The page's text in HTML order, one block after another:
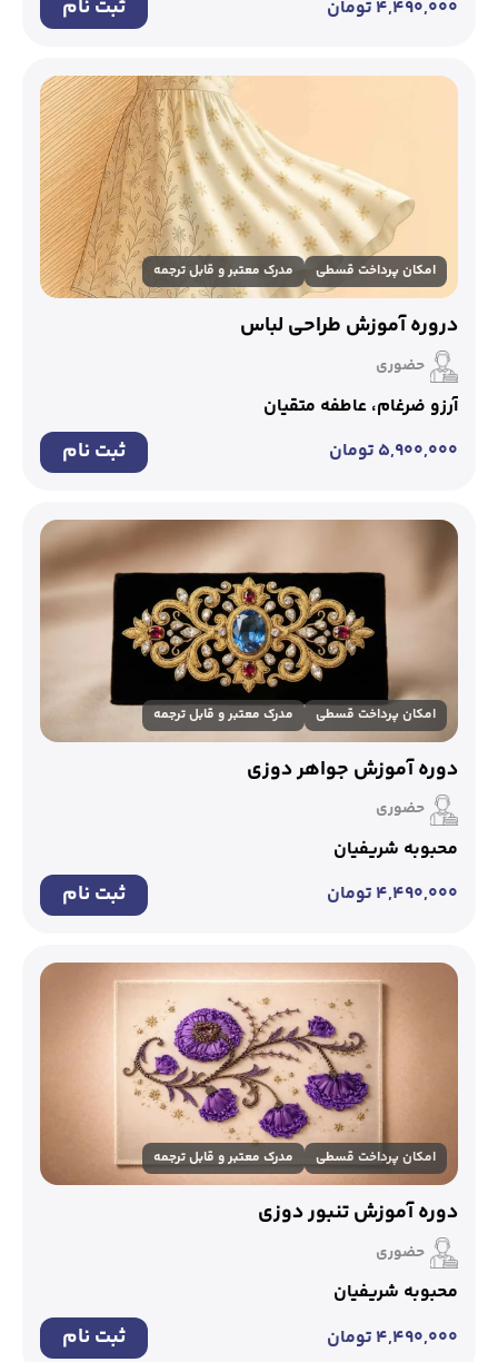
۴,۴۹۰,۰۰۰ تومان ثبت نام
امکان پرداخت قسطی مدرک معتبر و قابل ترجمه
دروره آموزش طراحی لباس
حضوری
آرزو ضرغام، عاطفه متقیان
۵,۹۰۰,۰۰۰ تومان ثبت نام
امکان پرداخت قسطی مدرک معتبر و قابل ترجمه
دوره آموزش جواهر دوزی
حضوری
محبوبه شریفیان
۴,۴۹۰,۰۰۰ تومان ثبت نام
امکان پرداخت قسطی مدرک معتبر و قابل ترجمه
دوره آموزش تنبور دوزی
حضوری
محبوبه شریفیان
۴,۴۹۰,۰۰۰ تومان ثبت نام